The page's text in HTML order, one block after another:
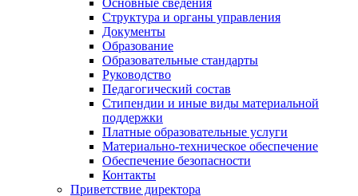
Структура и органы управления
Документы
Образование
Образовательные стандарты
Руководство
Педагогический состав
Стипендии и иные виды материальной
поддержки
Платные образовательные услуги
Материально-техническое обеспечение
Обеспечение безопасности
Контакты
Приветствие директора